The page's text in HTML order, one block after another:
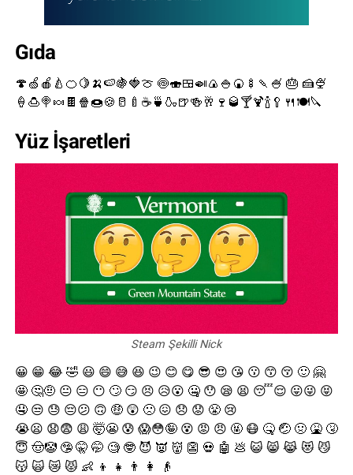
Gıda
🍄🍏🍎🍐🍊🍋🍌🍉🍇🍓🍈 🍥🍣🍱🍛🍙🍚🍘🍢🍡🍧 🎂 🍰🍨
🍦🍮🍭🍬🍫🍿🍩🍪🥛🍼☕🍵🍶🍺🍻🥂🍷🥃🍸🍹🍾🥄🍴🍽🔪
Yüz İşaretleri
Steam Şekilli Nick
😀 😁 😂 🤣 😃 😄 😅 😆 😉 😊 😋 😎 😍 😘 😗 😙 😚 🙂 🤗
🤩 🤔🤨 😐 😑 😶 🙄 😏 😣 😥😮 🤐 😯 😪 😫 😴😌 😛😜 😝
🤤 😒 😓 😔😕 🙃 🤑 😲 🙁 😖 😞 😟 😤 😢
😭😦 😧😨 😩 🤯😬 😰 😱😳🤪 😵 😡 😠 🤬 😷 🤒 🤕 🤢 🤮 🤧
😇 🤠🤡 🤥 🤫 🤭 🧐 🤓 😈 👿 👹 👺 💀 🤖 💩 😺 😸 😹 😻 😼
😽 🙀 😿 😾 👶 👦 👧 👨 👩 👴